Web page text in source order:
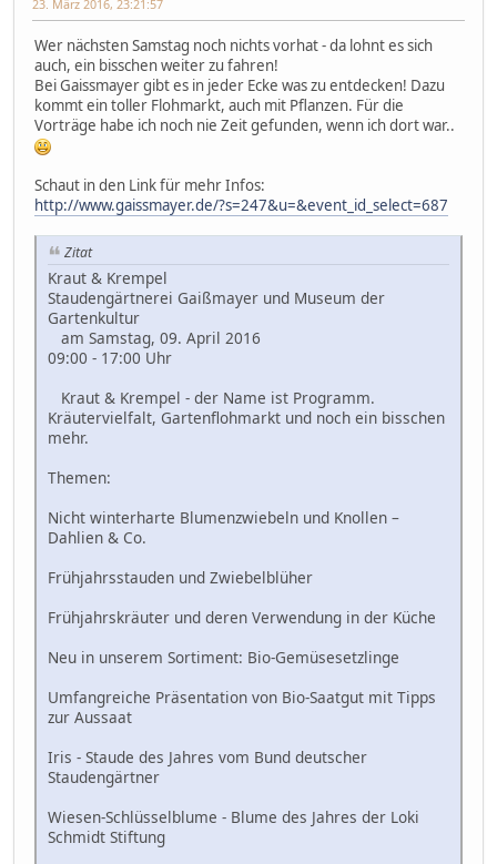
23. März 2016, 23:21:57
Wer nächsten Samstag noch nichts vorhat - da lohnt es sich
auch, ein bisschen weiter zu fahren!
Bei Gaissmayer gibt es in jeder Ecke was zu entdecken! Dazu
kommt ein toller Flohmarkt, auch mit Pflanzen. Für die
Vorträge habe ich noch nie Zeit gefunden, wenn ich dort war..
Schaut in den Link für mehr Infos:
http://www.gaissmayer.de/?s=247&u=&event_id_select=687
Zitat
Kraut & Krempel
Staudengärtnerei Gaißmayer und Museum der
Gartenkultur
am Samstag, 09. April 2016
09:00 - 17:00 Uhr
Kraut & Krempel - der Name ist Programm.
Kräutervielfalt, Gartenflohmarkt und noch ein bisschen
mehr.
Themen:
Nicht winterharte Blumenzwiebeln und Knollen –
Dahlien & Co.
Frühjahrsstauden und Zwiebelblüher
Frühjahrskräuter und deren Verwendung in der Küche
Neu in unserem Sortiment: Bio-Gemüsesetzlinge
Umfangreiche Präsentation von Bio-Saatgut mit Tipps
zur Aussaat
Iris - Staude des Jahres vom Bund deutscher
Staudengärtner
Wiesen-Schlüsselblume - Blume des Jahres der Loki
Schmidt Stiftung